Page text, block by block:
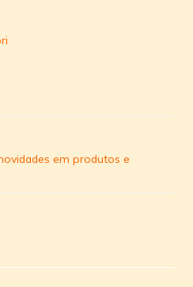
Paulo
em produtos e